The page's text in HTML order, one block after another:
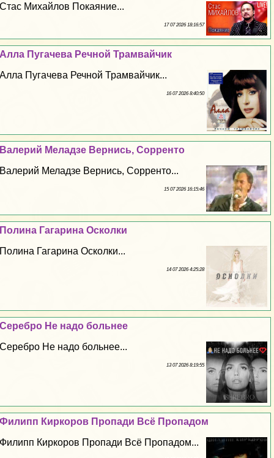
Стас Михайлов Покаяние...
17 07 2026 18:16:57
Алла Пугачева Речной Трамвайчик
Алла Пугачева Речной Трамвайчик...
16 07 2026 8:40:50
Валерий Меладзе Вернись, Сорренто
Валерий Меладзе Вернись, Сорренто...
15 07 2026 16:15:46
Полина Гагарина Осколки
Полина Гагарина Осколки...
14 07 2026 4:25:28
Серебро Не надо больнее
Серебро Не надо больнее...
13 07 2026 8:19:55
Филипп Киркоров Пропади Всё Пропадом
Филипп Киркоров Пропади Всё Пропадом...